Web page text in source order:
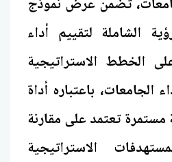
تضمن عرض نموذج
الشاملة لتقييم أداء
الخطط الاستراتيجية
الجامعات، باعتباره أداة
تعتمد على مقارنة
الاستراتيجية